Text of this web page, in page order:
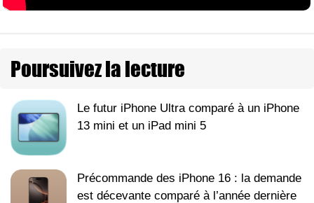
Poursuivez la lecture
Le futur iPhone Ultra comparé à un iPhone
13 mini et un iPad mini 5
Précommande des iPhone 16 : la demande
est décevante comparé à l’année dernière